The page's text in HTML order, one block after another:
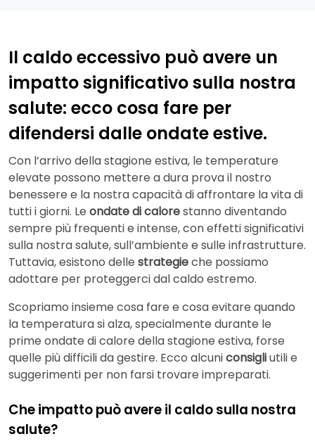
Il caldo eccessivo può avere un
impatto significativo sulla nostra
salute: ecco cosa fare per
difendersi dalle ondate estive.
Con l’arrivo della stagione estiva, le temperature
elevate possono mettere a dura prova il nostro
benessere e la nostra capacità di affrontare la vita di
tutti i giorni. Le ondate di calorestanno diventando
sempre più frequenti e intense, con effetti significativi
sulla nostra salute, sull’ambiente e sulle infrastrutture.
Tuttavia, esistono delle strategieche possiamo
adottare per proteggerci dal caldo estremo.
Scopriamo insieme cosa fare e cosa evitare quando
la temperatura si alza, specialmente durante le
prime ondate di calore della stagione estiva, forse
quelle più difficili da gestire. Ecco alcuniconsigliutili e
suggerimenti per non farsi trovare impreparati.
Che impatto può avere il caldo sulla nostra
salute?